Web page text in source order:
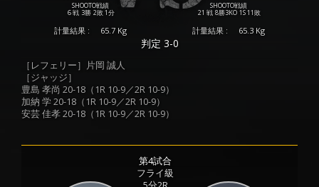
SHOOTO戦績
6 戦 3勝 2敗 1分
計量結果 : 65.7 Kg
SHOOTO戦績
21 戦 8勝3KO 1S 11敗
計量結果 : 65.3 Kg
判定 3-0
［レフェリー］片岡 誠人
［ジャッジ］
豊島 孝尚 20-18（1R 10-9／2R 10-9）
加納 学 20-18（1R 10-9／2R 10-9）
安芸 佳孝 20-18（1R 10-9／2R 10-9）
第4試合
フライ級